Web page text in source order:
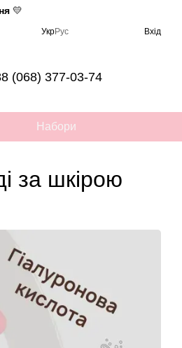
💛
УкрРус Вхід
(068) 377-03-74
Набори
за шкірою